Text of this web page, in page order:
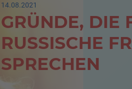
14.08.2021
GRÜNDE, DIE
RUSSISCHE
SPRECHEN